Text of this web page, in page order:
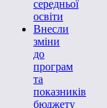
середньої
освіти
Внесли
зміни
до
програм
та
показників
бюджету